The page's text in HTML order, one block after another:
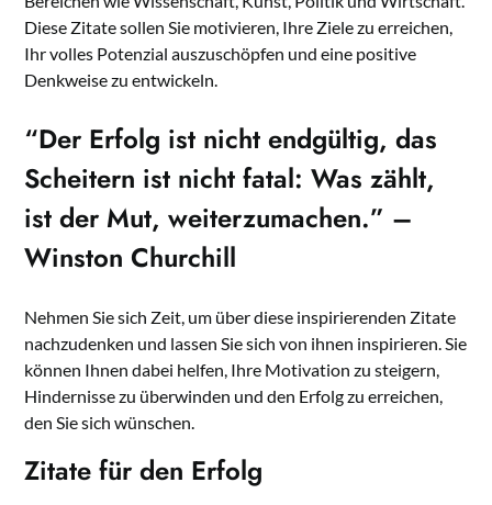
Diese Zitate sollen Sie motivieren, Ihre Ziele zu erreichen,
Ihr volles Potenzial auszuschöpfen und eine positive
Denkweise zu entwickeln.
“Der Erfolg ist nicht endgültig, das
Scheitern ist nicht fatal: Was zählt,
ist der Mut, weiterzumachen.” –
Winston Churchill
Nehmen Sie sich Zeit, um über diese inspirierenden Zitate
nachzudenken und lassen Sie sich von ihnen inspirieren. Sie
können Ihnen dabei helfen, Ihre Motivation zu steigern,
Hindernisse zu überwinden und den Erfolg zu erreichen,
den Sie sich wünschen.
Zitate für den Erfolg